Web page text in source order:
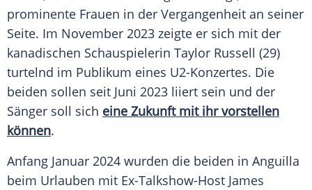
prominente Frauen in der Vergangenheit an seiner
Seite. Im November 2023 zeigte er sich mit der
kanadischen Schauspielerin Taylor Russell (29)
turtelnd im Publikum eines U2-Konzertes. Die
beiden sollen seit Juni 2023 liiert sein und der
Sänger soll sich eine Zukunft mit ihr vorstellen
können.
Anfang Januar 2024 wurden die beiden in Anguilla
beim Urlauben mit Ex-Talkshow-Host James